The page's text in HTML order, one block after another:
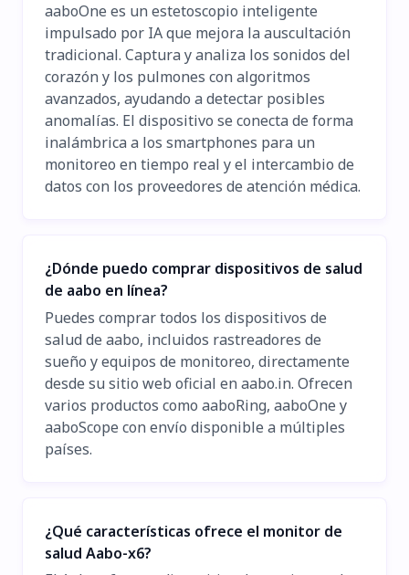
aaboOne es un estetoscopio inteligente
impulsado por IA que mejora la auscultación
tradicional. Captura y analiza los sonidos del
corazón y los pulmones con algoritmos
avanzados, ayudando a detectar posibles
anomalías. El dispositivo se conecta de forma
inalámbrica a los smartphones para un
monitoreo en tiempo real y el intercambio de
datos con los proveedores de atención médica.
¿Dónde puedo comprar dispositivos de salud
de aabo en línea?
Puedes comprar todos los dispositivos de
salud de aabo, incluidos rastreadores de
sueño y equipos de monitoreo, directamente
desde su sitio web oficial en aabo.in. Ofrecen
varios productos como aaboRing, aaboOne y
aaboScope con envío disponible a múltiples
países.
¿Qué características ofrece el monitor de
salud Aabo-x6?